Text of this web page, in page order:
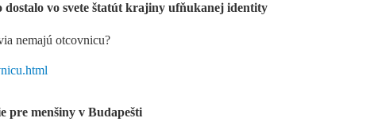
vo svete štatút krajiny ufňukanej identity
nemajú otcovnicu?
pre menšiny v Budapešti